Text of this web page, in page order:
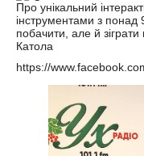
Про унікальний
інструментами з понад
побачити, але й
Катола
https://